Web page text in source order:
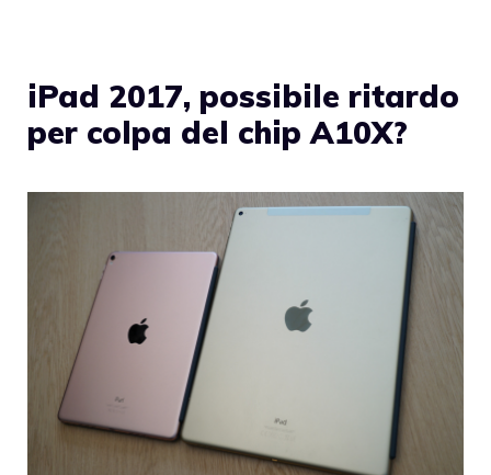
iPad 2017, possibile ritardo
per colpa del chip A10X?